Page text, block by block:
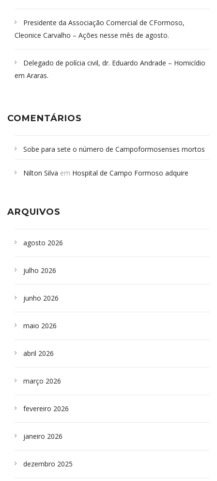
Presidente da Associação Comercial de CFormoso,
Cleonice Carvalho – Ações nesse mês de agosto.
Delegado de polícia civil, dr. Eduardo Andrade – Homicídio
em Araras.
COMENTÁRIOS
Sobe para sete o número de Campoformosenses mortos
Campoformosenses que morreram em desabamentos são
Nilton Silva em Hospital de Campo Formoso adquire
ARQUIVOS
agosto 2026
julho 2026
junho 2026
maio 2026
abril 2026
março 2026
fevereiro 2026
janeiro 2026
dezembro 2025